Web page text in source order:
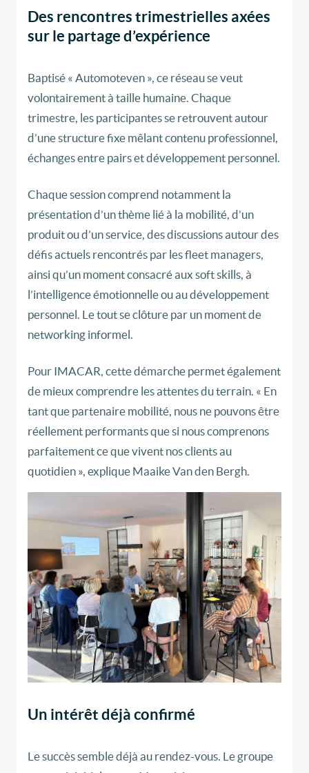
Des rencontres trimestrielles axées
sur le partage d’expérience
Baptisé « Automoteven », ce réseau se veut
volontairement à taille humaine. Chaque
trimestre, les participantes se retrouvent autour
d’une structure fixe mêlant contenu professionnel,
échanges entre pairs et développement personnel.
Chaque session comprend notamment la
présentation d’un thème lié à la mobilité, d’un
produit ou d’un service, des discussions autour des
défis actuels rencontrés par les fleet managers,
ainsi qu’un moment consacré aux soft skills, à
l’intelligence émotionnelle ou au développement
personnel. Le tout se clôture par un moment de
networking informel.
Pour IMACAR, cette démarche permet également
de mieux comprendre les attentes du terrain. « En
tant que partenaire mobilité, nous ne pouvons être
réellement performants que si nous comprenons
parfaitement ce que vivent nos clients au
quotidien », explique Maaike Van den Bergh.
Un intérêt déjà confirmé
Le succès semble déjà au rendez-vous. Le groupe